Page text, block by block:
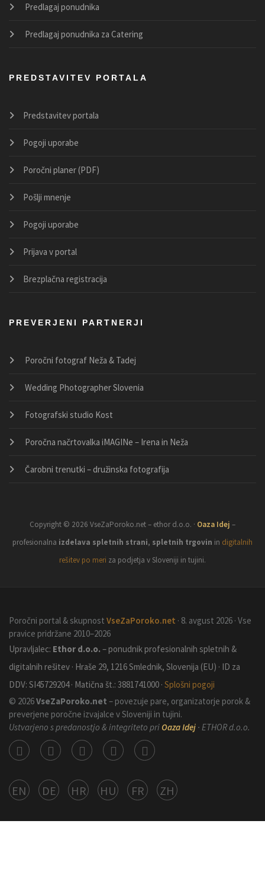
Predlagaj ponudnika
Predlagaj ponudnika za Catering
PREDSTAVITEV PORTALA
Predstavitev portala
Pogoji uporabe
Poročni planer (PDF)
Pošlji mnenje
Pogoji uporabe
Prijava v portal
Brezplačna registracija
PREVERJENI PARTNERJI
Poročni fotograf Neža & Tadej
Wedding Photographer Slovenia
Fotografski studio Kost
Poročna načrtovalka iMAGINe – Irena in Neža
Čarobni trenutki – družinska fotografija
Copyright © 2026 VseZaPoroko.net – ethor d.o.o. · Oaza Idej –
profesionalna izdelava spletnih strani, spletnih trgovin in digitalnih
rešitev po meri za podjetja v Sloveniji in tujini.
Poročni portal & skupnost VseZaPoroko.net · 8. avgust 2026 · Vse
pravice pridržane 2010–2026
Upravljalec: Ethor d.o.o. – ponudnik profesionalnih spletnih &
digitalnih rešitev · Hraše 29, 1216 Smlednik, Slovenija (EU) · ID za
DDV: SI45729204 · Matična št.: 3881741000 · Splošni pogoji
© 2026VseZaPoroko.net – povezuje pare, organizatorje porok &
preverjene poročne izvajalce v Sloveniji in tujini.
Ustvarjeno s predanostjo & integriteto pri Oaza Idej · ETHOR d.o.o.
EN DE HR HU FR ZH